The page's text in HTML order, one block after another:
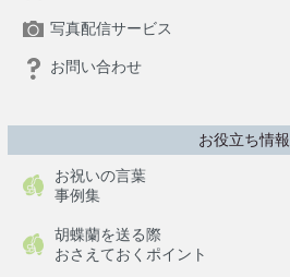
写真配信サービス
お問い合わせ
お役立ち情報
お祝いの言葉
事例集
胡蝶蘭を送る際
おさえておくポイント